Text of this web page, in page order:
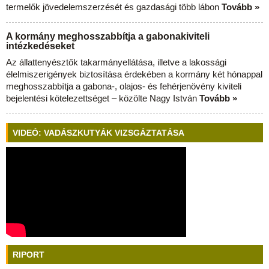
termelők jövedelemszerzését és gazdasági több lábon Tovább »
A kormány meghosszabbítja a gabonakiviteli
intézkedéseket
Az állattenyésztők takarmányellátása, illetve a lakossági
élelmiszerigények biztosítása érdekében a kormány két hónappal
meghosszabbítja a gabona-, olajos- és fehérjenövény kiviteli
bejelentési kötelezettséget – közölte Nagy István Tovább »
VIDEÓ: VADÁSZKUTYÁK VIZSGÁZTATÁSA
RIPORT